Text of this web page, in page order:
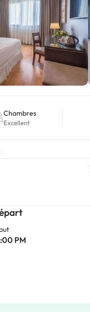
Chambres
Excellent
PM